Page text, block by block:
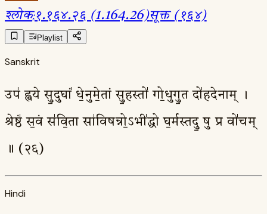
श्लोक:१.१६४.२६ (1.164.26)सूक्त (१६४)
Playlist
Sanskrit
उप॑ ह्वये सु॒दुघां॑ धे॒नुमे॒तां सु॒हस्तो॑ गो॒धुगु॒त दो॑हदेनाम् ।
श्रेष्ठं॑ स॒वं स॑वि॒ता सा॑विषन्नो॒ऽभी॑द्धो घ॒र्मस्तदु॒ षु प्र वो॑चम्
॥ (२६)
Hindi